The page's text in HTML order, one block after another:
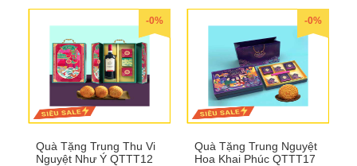
-0%
Quà Tặng Trung Thu Vi
Nguyệt Như Ý QTTT12
-0%
Quà Tặng Trung Nguyệt
Hoa Khai Phúc QTTT17